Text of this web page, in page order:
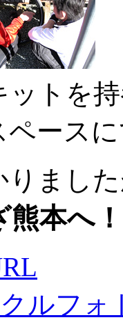
ットを
ペース
りまし
熊本へ
ルフォ